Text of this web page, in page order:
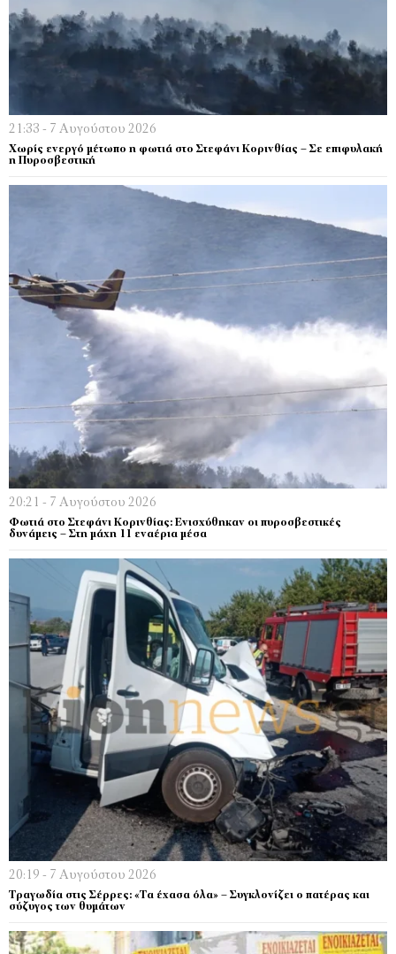
21:33 - 7 Αυγούστου 2026
Χωρίς ενεργό μέτωπο η φωτιά στο Στεφάνι Κορινθίας – Σε επιφυλακή
η Πυροσβεστική
20:21 - 7 Αυγούστου 2026
Φωτιά στο Στεφάνι Κορινθίας: Ενισχύθηκαν οι πυροσβεστικές
δυνάμεις – Στη μάχη 11 εναέρια μέσα
20:19 - 7 Αυγούστου 2026
Τραγωδία στις Σέρρες: «Τα έχασα όλα» – Συγκλονίζει ο πατέρας και
σύζυγος των θυμάτων